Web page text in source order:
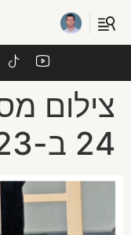
24 ב-8.42.23